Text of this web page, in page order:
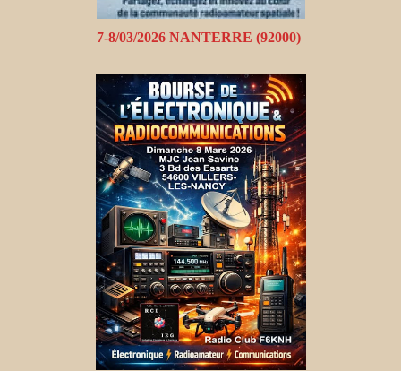
7-8/03/2026 NANTERRE (92000)